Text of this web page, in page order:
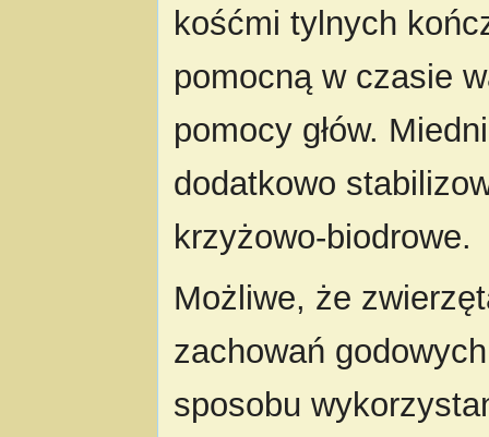
kośćmi tylnych
pomocną w czasie
pomocy głów.
dodatkowo
krzyżowo-biodrowe.
Możliwe, że
zachowań
sposobu